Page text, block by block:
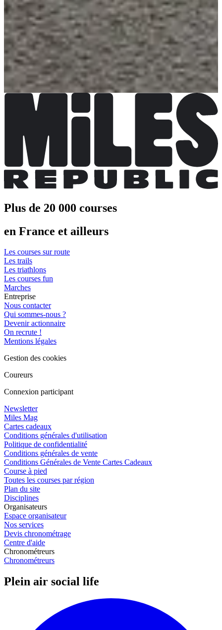
Dates d'inscription
Pas encore communiquées
Choisir une Course
10 kmDate à confirmer
5 kmDate à confirmer
Marche
Date à confirmer
Canicross 10kmDate à confirmer
Canicross 5km Date à confirmer
Plus de 20 000 courses
en France et ailleurs
Les courses sur route
Les trails
Les triathlons
Les courses fun
Marches
Entreprise
Nous contacter
Qui sommes-nous ?
Devenir actionnaire
On recrute !
Mentions légales
Gestion des cookies
Coureurs
Connexion participant
Newsletter
Miles Mag
Cartes cadeaux
Conditions générales d'utilisation
Politique de confidentialité
Conditions générales de vente
Conditions Générales de Vente Cartes Cadeaux
Course à pied
Toutes les courses par région
Plan du site
Disciplines
Organisateurs
Espace organisateur
Nos services
Devis chronométrage
Centre d'aide
Chronométreurs
Chronométreurs
Plein air social life